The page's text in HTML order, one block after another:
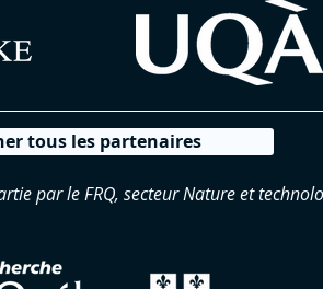
tous les partenaires
par le FRQ, secteur Nature et